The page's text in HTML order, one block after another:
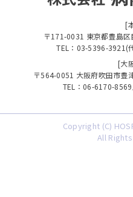
[
〒171-0031 東京都豊島
TEL：03-5396-3921(
[大
〒564-0051 大阪府吹田市豊
TEL：06-6170-
Copyright (C)
All